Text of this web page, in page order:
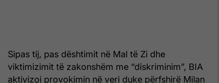
Sipas tij, pas dështimit në Mal të Zi dhe
viktimizimit të zakonshëm me “diskriminim”, BIA
aktivizoi provokimin në veri duke përfshirë Milan